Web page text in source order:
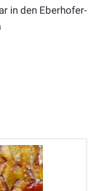
in den Eberhofer-